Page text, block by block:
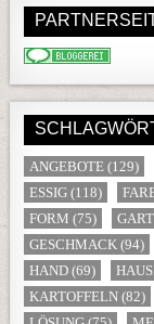
ANGEBOTE (129)
ESSIG (118)
FORM (75)
GESCHMACK (94)
HAND (69)
KARTOFFELN (82)